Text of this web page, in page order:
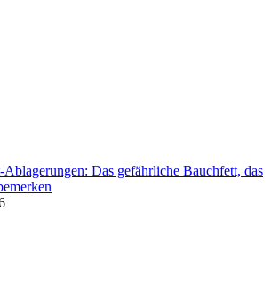
Ablagerungen: Das gefährliche Bauchfett, das